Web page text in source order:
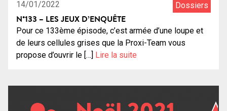
14/01/2022 Dossiers
N°133 – LES JEUX D’ENQUÊTE
Pour ce 133ème épisode, c’est armée d’une loupe et
de leurs cellules grises que la Proxi-Team vous
propose d’ouvrir le […] Lire la suite